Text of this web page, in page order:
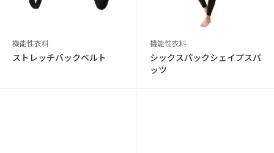
機能性衣料
ストレッチバックベルト
機能性衣料
シックスパックシェイプスパ
ッツ